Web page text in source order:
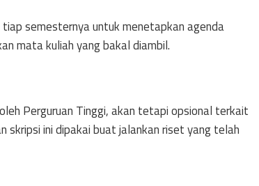
semesternya untuk menetapkan agenda
mata kuliah yang bakal diambil.
Perguruan Tinggi, akan tetapi opsional terkait
skripsi ini dipakai buat jalankan riset yang telah